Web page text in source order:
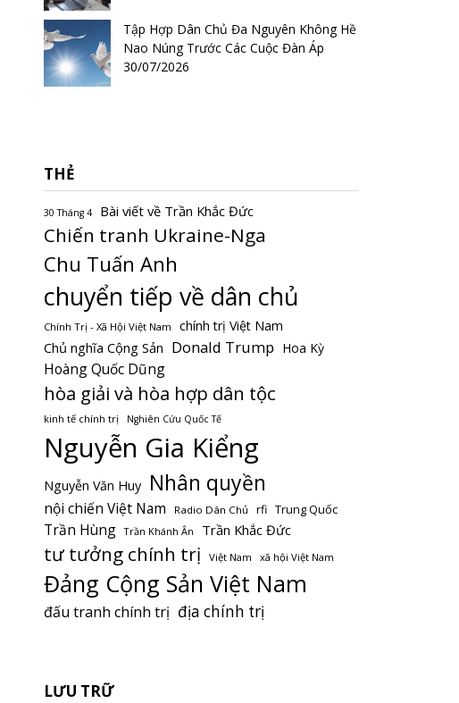
Tập Hợp Dân Chủ Đa Nguyên Không Hề
Nao Núng Trước Các Cuộc Đàn Áp
30/07/2026
THẺ
30 Tháng 4 Bài viết về Trần Khắc Đức
Chiến tranh Ukraine-Nga
Chu Tuấn Anh
chuyển tiếp về dân chủ
Chính Trị - Xã Hội Việt Nam chính trị Việt Nam
Chủ nghĩa Cộng Sản Donald Trump Hoa Kỳ
Hoàng Quốc Dũng
hòa giải và hòa hợp dân tộc
kinh tế chính trị Nghiên Cứu Quốc Tế
Nguyễn Gia Kiểng
Nguyễn Văn Huy Nhân quyền
nội chiến Việt Nam Radio Dân Chủ rfi Trung Quốc
Trần Hùng Trần Khánh Ân Trần Khắc Đức
tư tưởng chính trị Việt Nam xã hội Việt Nam
Đảng Cộng Sản Việt Nam
đấu tranh chính trị địa chính trị
LƯU TRỮ